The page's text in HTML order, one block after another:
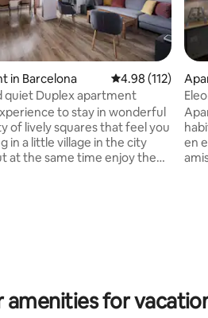
464 reviews
in Barcelona 4.98 out of 5
4.98 (112)
quiet Duplex apartment
to stay in wonderful
of lively squares that feel you
in a little village in the city
en
y
amenities for